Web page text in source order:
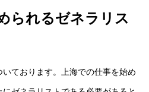
られるゼネラリス
ております。上海での仕事を始め